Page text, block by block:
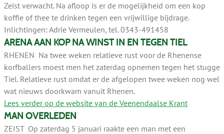
Zeist verwacht. Na afloop is er de mogelijkheid om een kop
koffie of thee te drinken tegen een vrijwillige bijdrage.
Inlichtingen: Adrie Vermeulen, tel. 0343-491458
ARENA AAN KOP NA WINST IN EN TEGEN TIEL
RHENEN Na twee weken relatieve rust voor de Rhenense
korfballers moest men het zaterdag opnemen tegen het stugge
Tiel. Relatieve rust omdat er de afgelopen twee weken nog wel
wat nieuws doorkwam vanuit Rhenen.
Lees verder op de website van de Veenendaalse Krant
MAN OVERLEDEN
ZEIST Op zaterdag 5 januari raakte een man met een